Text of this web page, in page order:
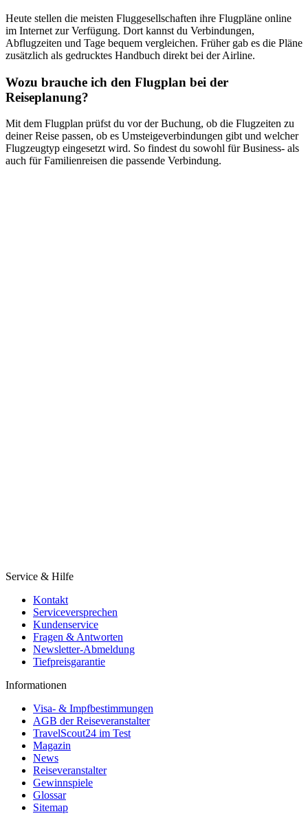
Heute stellen die meisten Fluggesellschaften ihre Flugpläne online
im Internet zur Verfügung. Dort kannst du Verbindungen,
Abflugzeiten und Tage bequem vergleichen. Früher gab es die Pläne
zusätzlich als gedrucktes Handbuch direkt bei der Airline.
Wozu brauche ich den Flugplan bei der
Reiseplanung?
Mit dem Flugplan prüfst du vor der Buchung, ob die Flugzeiten zu
deiner Reise passen, ob es Umsteigeverbindungen gibt und welcher
Flugzeugtyp eingesetzt wird. So findest du sowohl für Business- als
auch für Familienreisen die passende Verbindung.
Service & Hilfe
Kontakt
Serviceversprechen
Kundenservice
Fragen & Antworten
Newsletter-Abmeldung
Tiefpreisgarantie
Informationen
Visa- & Impfbestimmungen
AGB der Reiseveranstalter
TravelScout24 im Test
Magazin
News
Reiseveranstalter
Gewinnspiele
Glossar
Sitemap